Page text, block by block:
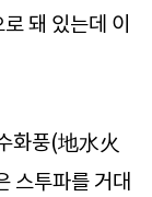
돼 있는데 이
화풍(地水火
스투파를 거대